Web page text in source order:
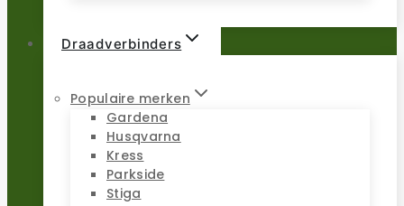
Draadverbinders
Populaire merken
Gardena
Husqvarna
Kress
Parkside
Stiga